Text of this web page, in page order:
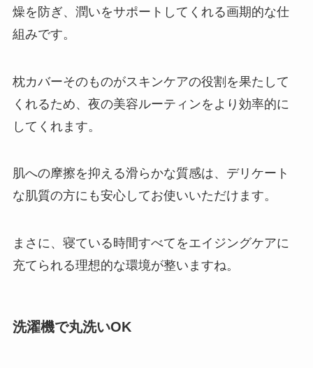
燥を防ぎ、潤いをサポートしてくれる画期的な仕
組みです。
枕カバーそのものがスキンケアの役割を果たして
くれるため、夜の美容ルーティンをより効率的に
してくれます。
肌への摩擦を抑える滑らかな質感は、デリケート
な肌質の方にも安心してお使いいただけます。
まさに、寝ている時間すべてをエイジングケアに
充てられる理想的な環境が整いますね。
洗濯機で丸洗いOK